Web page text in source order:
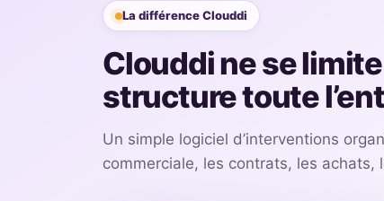
La différence Clouddi
Clouddi ne se
structure toute
Un simple logiciel d’interventions
commerciale, les contrats, les